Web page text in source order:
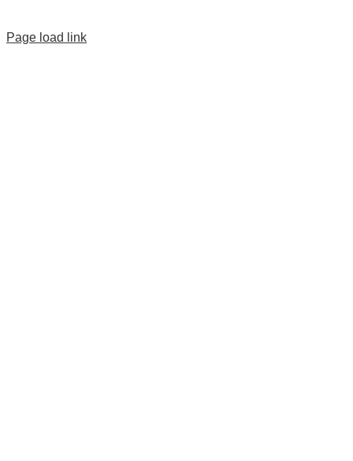
Page load link